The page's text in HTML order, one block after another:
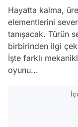
Hayatta kalma,
elementlerini
tanışacak. Türün
birbirinden ilgi
İşte farklı
oyunu...